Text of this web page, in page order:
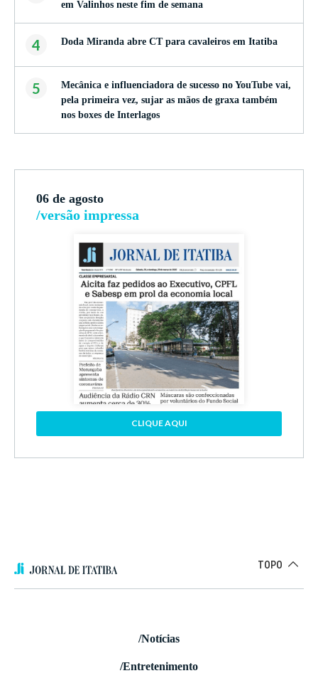
em Valinhos neste fim de semana
4 Doda Miranda abre CT para cavaleiros em Itatiba
5
Mecânica e influenciadora de sucesso no YouTube vai,
pela primeira vez, sujar as mãos de graxa também
nos boxes de Interlagos
06 de agosto
/versão impressa
CLIQUE AQUI
TOPO
/Notícias
/Entretenimento